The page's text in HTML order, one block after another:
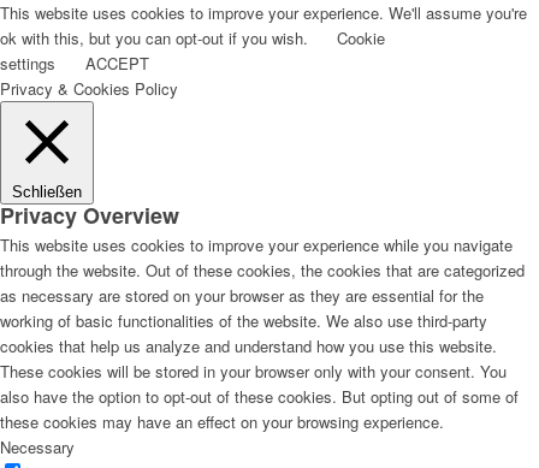
This website uses cookies to improve your experience. We'll assume you're
ok with this, but you can opt-out if you wish.
Cookie
settings
ACCEPT
Privacy & Cookies Policy
Schließen
Privacy Overview
This website uses cookies to improve your experience while you navigate
through the website. Out of these cookies, the cookies that are categorized
as necessary are stored on your browser as they are essential for the
working of basic functionalities of the website. We also use third-party
cookies that help us analyze and understand how you use this website.
These cookies will be stored in your browser only with your consent. You
also have the option to opt-out of these cookies. But opting out of some of
these cookies may have an effect on your browsing experience.
Necessary